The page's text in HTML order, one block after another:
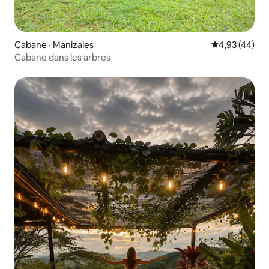
Cabane · Manizales Note
4,93 (44)
Cabane dans les arbres